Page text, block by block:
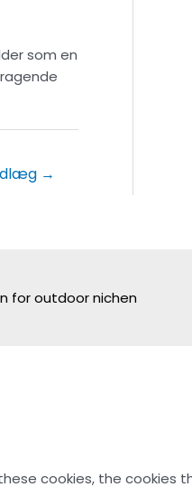
som en
→
for outdoor nichen
cookies, the